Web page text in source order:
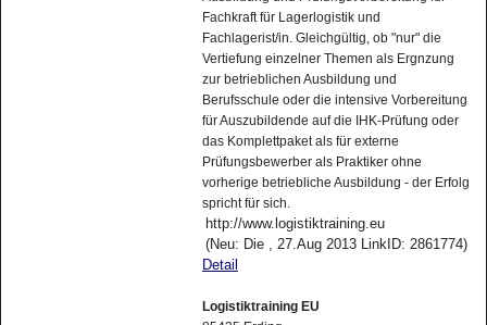
Ausbildung und Prüfungsvorbereitung für
Fachkraft für Lagerlogistik und
Fachlagerist/in. Gleichgültig, ob "nur" die
Vertiefung einzelner Themen als Ergnzung
zur betrieblichen Ausbildung und
Berufsschule oder die intensive Vorbereitung
für Auszubildende auf die IHK-Prüfung oder
das Komplettpaket als für externe
Prüfungsbewerber als Praktiker ohne
vorherige betriebliche Ausbildung - der Erfolg
spricht für sich.
http://www.logistiktraining.eu
(Neu: Die , 27.Aug 2013 LinkID: 2861774)
Detail
Logistiktraining EU